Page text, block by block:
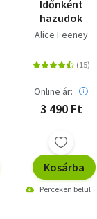
Időnként
hazudok
Alice Feeney
Online ár:
3 490 Ft
Kosárba
Perceken belül